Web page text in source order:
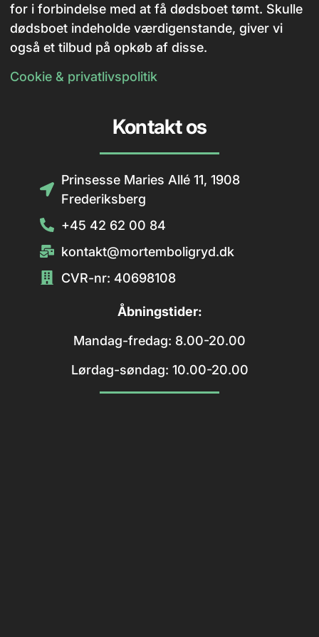
for i forbindelse med at få dødsboet tømt. Skulle
dødsboet indeholde værdigenstande, giver vi
også et tilbud på opkøb af disse.
Cookie & privatlivspolitik
Kontakt os
Prinsesse Maries Allé 11, 1908
Frederiksberg
+45 42 62 00 84
kontakt@mortemboligryd.dk
CVR-nr: 40698108
Åbningstider:
Mandag-fredag: 8.00-20.00
Lørdag-søndag: 10.00-20.00